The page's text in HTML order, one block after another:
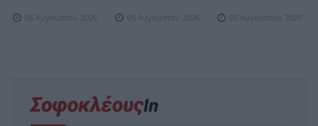
06 Αυγούστου 2026 05 Αυγούστου 2026 05 Αυγούστου 2026